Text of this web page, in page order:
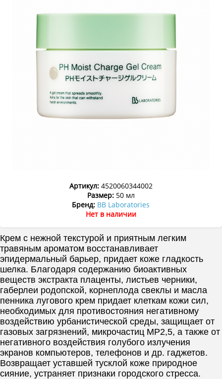
Артикул:4520060344002
Размер:50 мл
Бренд: BB Laboratories
Нет в наличии
Крем с нежной текстурой и приятным легким
травяным ароматом восстанавливает
эпидермальный барьер, придает коже гладкость
шелка. Благодаря содержанию биоактивных
веществ экстракта плаценты, листьев черники,
габерлеи родопской, корнеплода свеклы и масла
пенника лугового крем придает клеткам кожи сил,
необходимых для противостояния негативному
воздействию урбанистической среды, защищает от
газовых загрязнений, микрочастиц MP2,5, а также от
негативного воздействия голубого излучения
экранов компьютеров, телефонов и др. гаджетов.
Возвращает уставшей тусклой коже природное
сияние, устраняет признаки городского стресса.